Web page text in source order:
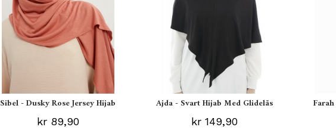
Sibel - Dusky Rose Jersey Hijab
kr 89,90
Ajda - Svart Hijab Med Glidelås
kr 149,90